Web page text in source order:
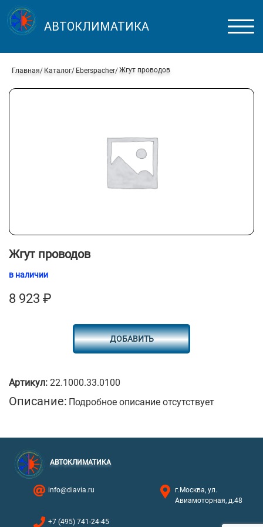
АВТОКЛИМАТИКА
Главная Каталог Eberspacher Жгут проводов
Жгут проводов
в наличии
8 923 ₽
ДОБАВИТЬ
Артикул: 22.1000.33.0100
Описание: Подробное описание отсутствует
АВТОКЛИМАТИКА
info@diavia.ru
г.Москва, ул.
Авиамоторная, д.48
+7 (495) 741-24-45